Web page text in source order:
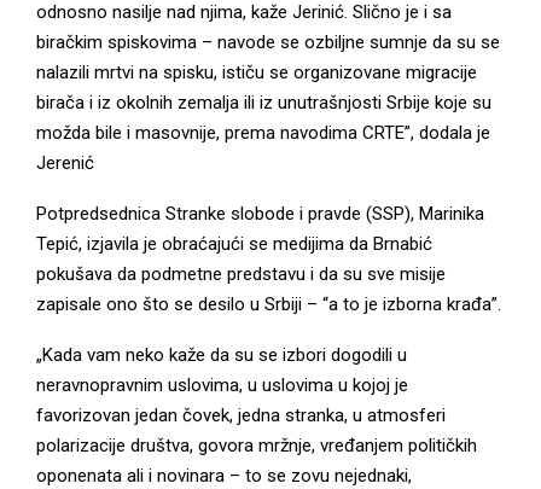
odnosno nasilje nad njima, kaže Jerinić. Slično je i sa
biračkim spiskovima – navode se ozbiljne sumnje da su se
nalazili mrtvi na spisku, ističu se organizovane migracije
birača i iz okolnih zemalja ili iz unutrašnjosti Srbije koje su
možda bile i masovnije, prema navodima CRTE”, dodala je
Jerenić
Potpredsednica Stranke slobode i pravde (SSP), Marinika
Tepić, izjavila je obraćajući se medijima da Brnabić
pokušava da podmetne predstavu i da su sve misije
zapisale ono što se desilo u Srbiji – “a to je izborna krađa”.
„Kada vam neko kaže da su se izbori dogodili u
neravnopravnim uslovima, u uslovima u kojoj je
favorizovan jedan čovek, jedna stranka, u atmosferi
polarizacije društva, govora mržnje, vređanjem političkih
oponenata ali i novinara – to se zovu nejednaki,